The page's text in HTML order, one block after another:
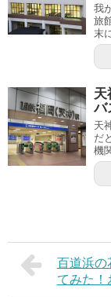
我
旅
末
天
バ
天
だ
機
百道浜の
てみた！